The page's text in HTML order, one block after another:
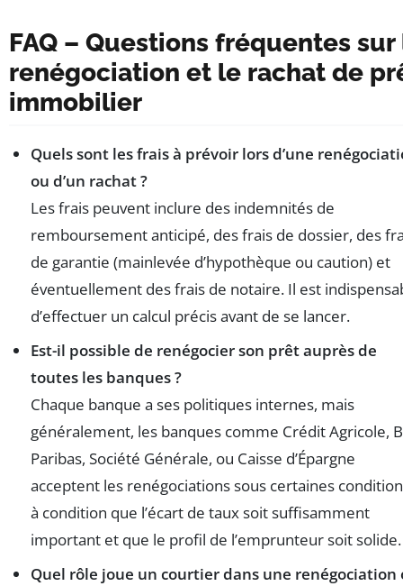
FAQ – Questions fréquentes sur
renégociation et le rachat de
immobilier
Quels sont les frais à prévoir lors d’une
ou d’un rachat ?
Les frais peuvent inclure des indemnités de
remboursement anticipé, des frais de dossier, des
de garantie (mainlevée d’hypothèque ou caution) et
éventuellement des frais de notaire. Il est
d’effectuer un calcul précis avant de se lancer.
Est-il possible de renégocier son prêt auprès de
toutes les banques ?
Chaque banque a ses politiques internes, mais
généralement, les banques comme Crédit Agricole,
Paribas, Société Générale, ou Caisse d’Épargne
acceptent les renégociations sous certaines
à condition que l’écart de taux soit suffisamment
important et que le profil de l’emprunteur soit solide.
Quel rôle joue un courtier dans une renégociation